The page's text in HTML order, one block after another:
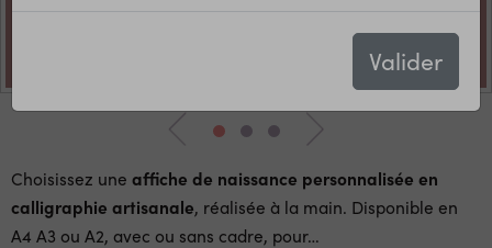
Valider
Choisissez une affiche de naissance personnalisée en
calligraphie artisanale, réalisée à la main. Disponible en
A4 A3 ou A2, avec ou sans cadre, pour…